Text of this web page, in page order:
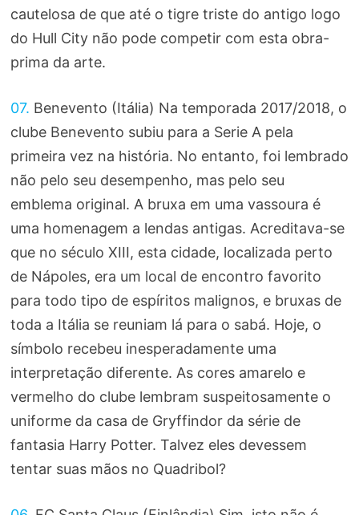
cautelosa de que até o tigre triste do antigo logo
do Hull City não pode competir com esta obra-
prima da arte.
07. Benevento (Itália) Na temporada 2017/2018, o
clube Benevento subiu para a Serie A pela
primeira vez na história. No entanto, foi lembrado
não pelo seu desempenho, mas pelo seu
emblema original. A bruxa em uma vassoura é
uma homenagem a lendas antigas. Acreditava-se
que no século XIII, esta cidade, localizada perto
de Nápoles, era um local de encontro favorito
para todo tipo de espíritos malignos, e bruxas de
toda a Itália se reuniam lá para o sabá. Hoje, o
símbolo recebeu inesperadamente uma
interpretação diferente. As cores amarelo e
vermelho do clube lembram suspeitosamente o
uniforme da casa de Gryffindor da série de
fantasia Harry Potter. Talvez eles devessem
tentar suas mãos no Quadribol?